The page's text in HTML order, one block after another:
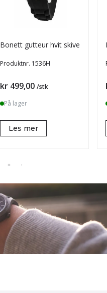
Bonett gutteur hvit skive
Produktnr. 1536H
Pris
kr 499,00 /stk
På lager
Les mer